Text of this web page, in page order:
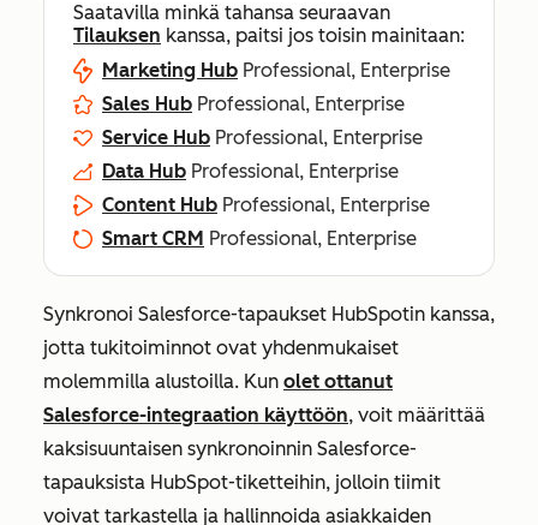
Saatavilla minkä tahansa seuraavan
Tilauksen kanssa, paitsi jos toisin mainitaan:
Marketing Hub Professional, Enterprise
Sales Hub Professional, Enterprise
Service Hub Professional, Enterprise
Data Hub Professional, Enterprise
Content Hub Professional, Enterprise
Smart CRM Professional, Enterprise
Synkronoi Salesforce-tapaukset HubSpotin kanssa,
jotta tukitoiminnot ovat yhdenmukaiset
molemmilla alustoilla. Kun olet ottanut
Salesforce-integraation käyttöön, voit määrittää
kaksisuuntaisen synkronoinnin Salesforce-
tapauksista HubSpot-tiketteihin, jolloin tiimit
voivat tarkastella ja hallinnoida asiakkaiden